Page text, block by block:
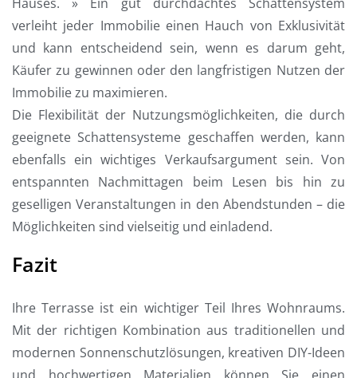
verleiht jeder Immobilie einen Hauch von Exklusivität
und kann entscheidend sein, wenn es darum geht,
Käufer zu gewinnen oder den langfristigen Nutzen der
Immobilie zu maximieren.
Die Flexibilität der Nutzungsmöglichkeiten, die durch
geeignete Schattensysteme geschaffen werden, kann
ebenfalls ein wichtiges Verkaufsargument sein. Von
entspannten Nachmittagen beim Lesen bis hin zu
geselligen Veranstaltungen in den Abendstunden – die
Möglichkeiten sind vielseitig und einladend.
Fazit
Ihre Terrasse ist ein wichtiger Teil Ihres Wohnraums.
Mit der richtigen Kombination aus traditionellen und
modernen Sonnenschutzlösungen, kreativen DIY-Ideen